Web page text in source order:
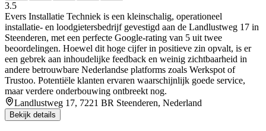
3.5
Evers Installatie Techniek is een kleinschalig, operationeel
installatie- en loodgietersbedrijf gevestigd aan de Landlustweg 17 in
Steenderen, met een perfecte Google-rating van 5 uit twee
beoordelingen. Hoewel dit hoge cijfer in positieve zin opvalt, is er
een gebrek aan inhoudelijke feedback en weinig zichtbaarheid in
andere betrouwbare Nederlandse platforms zoals Werkspot of
Trustoo. Potentiële klanten ervaren waarschijnlijk goede service,
maar verdere onderbouwing ontbreekt nog.
Landlustweg 17, 7221 BR Steenderen, Nederland
Bekijk details